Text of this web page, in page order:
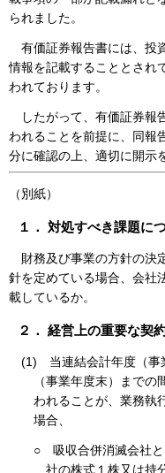
られました。
有価証券報告書には、投
情報を記載することとされ
われております。
したがって、有価証券報
われることを前提に、同報
分に確認の上、適切に開示
（別紙）
１． 対処すべき課題に
財務及び事業の方針の決
針を定めている場合、会社
載しているか。
２． 経営上の重要な契
(1)
当連結会計年度（
（事業年度末）まで
われることが、業務執
場合、
○
吸収合併消滅会社
社の株式１株又は持